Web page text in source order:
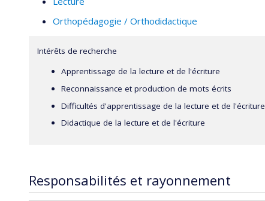
Orthopédagogie / Orthodidactique
Intérêts de recherche
Apprentissage de la lecture et de l'écriture
Reconnaissance et production de mots écrits
Difficultés d'apprentissage de la lecture et de l'écriture
Didactique de la lecture et de l'écriture
Responsabilités et rayonnement